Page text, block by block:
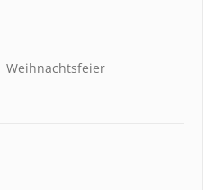
Weihnachtsfeier